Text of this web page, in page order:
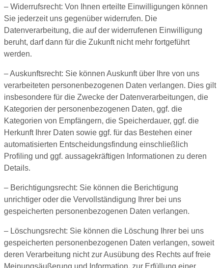
– Widerrufsrecht: Von Ihnen erteilte Einwilligungen können
Sie jederzeit uns gegenüber widerrufen. Die
Datenverarbeitung, die auf der widerrufenen Einwilligung
beruht, darf dann für die Zukunft nicht mehr fortgeführt
werden.
– Auskunftsrecht: Sie können Auskunft über Ihre von uns
verarbeiteten personenbezogenen Daten verlangen. Dies gilt
insbesondere für die Zwecke der Datenverarbeitungen, die
Kategorien der personenbezogenen Daten, ggf. die
Kategorien von Empfängern, die Speicherdauer, ggf. die
Herkunft Ihrer Daten sowie ggf. für das Bestehen einer
automatisierten Entscheidungsfindung einschließlich
Profiling und ggf. aussagekräftigen Informationen zu deren
Details.
– Berichtigungsrecht: Sie können die Berichtigung
unrichtiger oder die Vervollständigung Ihrer bei uns
gespeicherten personenbezogenen Daten verlangen.
– Löschungsrecht: Sie können die Löschung Ihrer bei uns
gespeicherten personenbezogenen Daten verlangen, soweit
deren Verarbeitung nicht zur Ausübung des Rechts auf freie